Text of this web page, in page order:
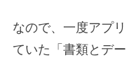
なので、一度アプ
ていた「書類とデ